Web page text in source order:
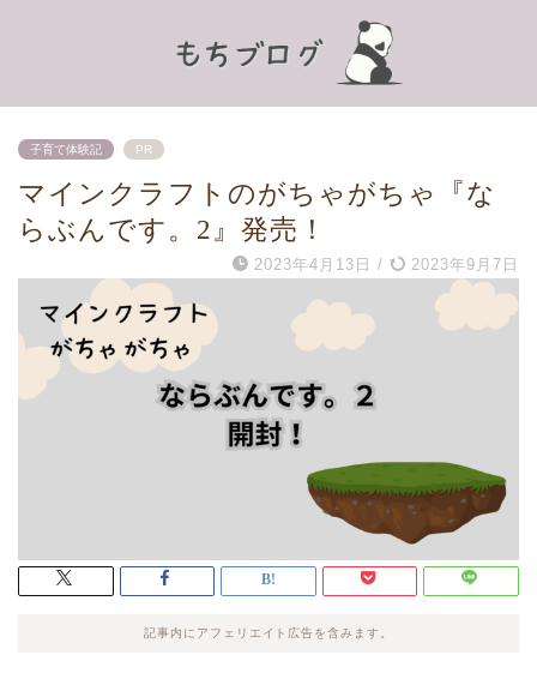
子育て体験記 PR
マインクラフトのがちゃがちゃ『な
らぶんです。2』発売！
2023年4月13日 / 2023年9月7日
記事内にアフェリエイト広告を含みます。